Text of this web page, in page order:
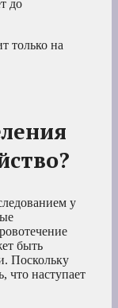
до
только на
у
быть
Поскольку
что наступает